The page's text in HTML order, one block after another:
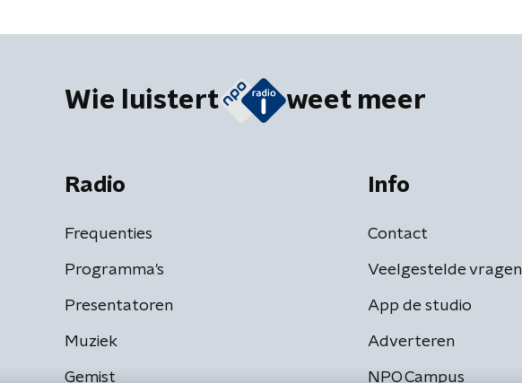
Wie luistert weet meer
Radio
Frequenties
Programma's
Presentatoren
Muziek
Gemist
Info
Contact
Veelgestelde vragen
App de studio
Adverteren
NPO Campus